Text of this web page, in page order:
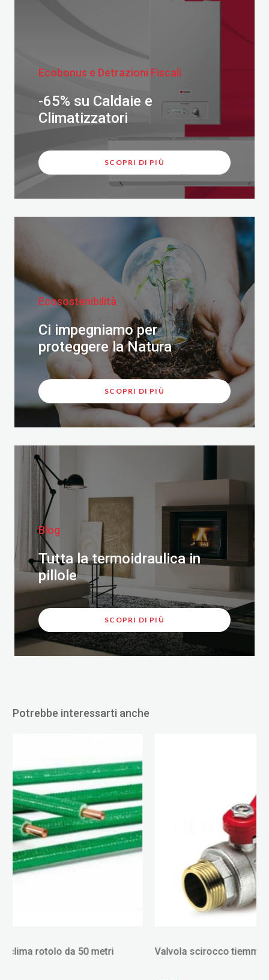
Ecobonus e Detrazioni Fiscali
-65% su Caldaie e
Climatizzatori
SCOPRI DI PIÙ
Ecosostenibilità
Ci impegniamo per
proteggere la Natura
SCOPRI DI PIÙ
Blog
Tutta la termoidraulica in
pillole
SCOPRI DI PIÙ
Potrebbe interessarti anche
Valvola scirocco tiemme m/f 3/8" con leva 2310041